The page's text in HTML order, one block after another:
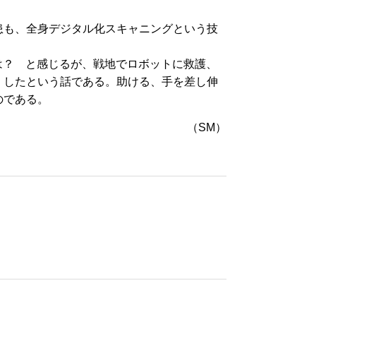
、全身デジタル化スキャニングという技
と感じるが、戦地でロボットに救護、
たという話である。助ける、手を差し伸
ある。
（SM）